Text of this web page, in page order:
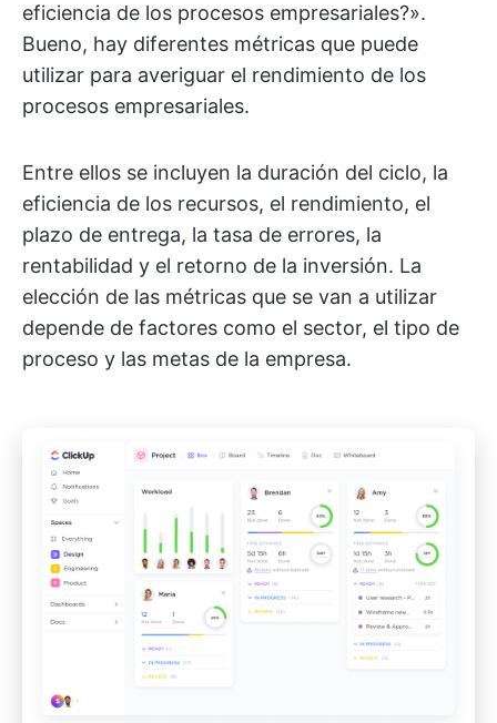
eficiencia de los procesos empresariales?».
Bueno, hay diferentes métricas que puede
utilizar para averiguar el rendimiento de los
procesos empresariales.
Entre ellos se incluyen la duración del ciclo, la
eficiencia de los recursos, el rendimiento, el
plazo de entrega, la tasa de errores, la
rentabilidad y el retorno de la inversión. La
elección de las métricas que se van a utilizar
depende de factores como el sector, el tipo de
proceso y las metas de la empresa.